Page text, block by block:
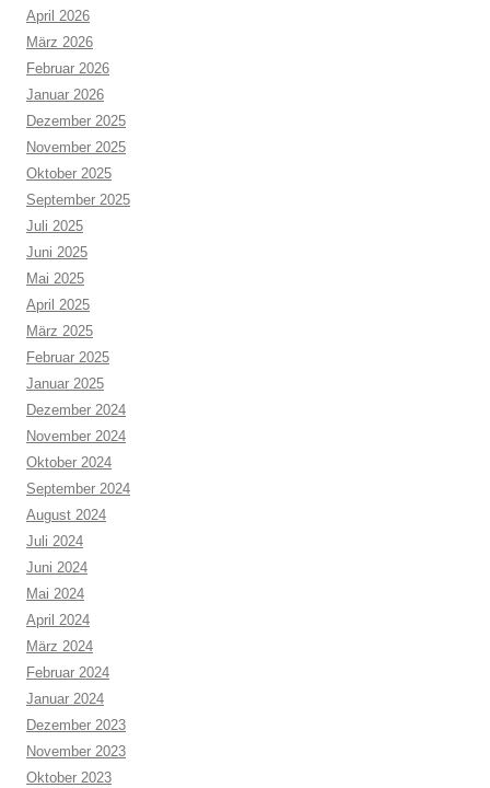
April 2026
März 2026
Februar 2026
Januar 2026
Dezember 2025
November 2025
Oktober 2025
September 2025
Juli 2025
Juni 2025
Mai 2025
April 2025
März 2025
Februar 2025
Januar 2025
Dezember 2024
November 2024
Oktober 2024
September 2024
August 2024
Juli 2024
Juni 2024
Mai 2024
April 2024
März 2024
Februar 2024
Januar 2024
Dezember 2023
November 2023
Oktober 2023